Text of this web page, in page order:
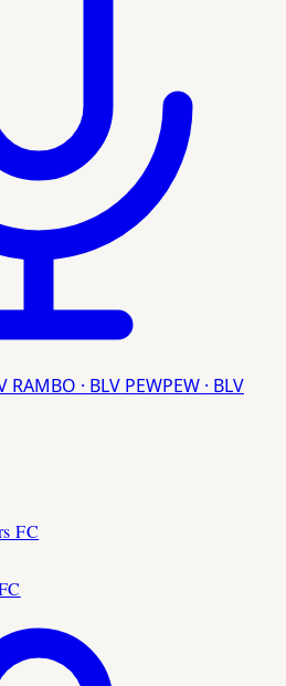
RAMBO · BLV PEWPEW · BLV
FC